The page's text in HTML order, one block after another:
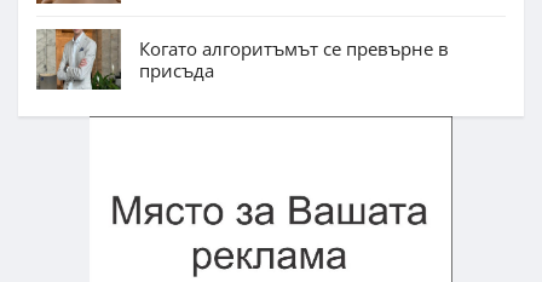
Когато алгоритъмът се превърне в
присъда